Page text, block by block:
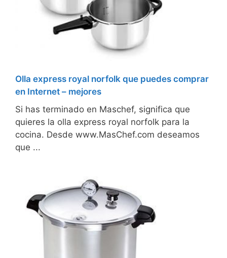
Olla express royal norfolk que puedes comprar
en Internet – mejores
Si has terminado en Maschef, significa que
quieres la olla express royal norfolk para la
cocina. Desde www.MasChef.com deseamos
que ...